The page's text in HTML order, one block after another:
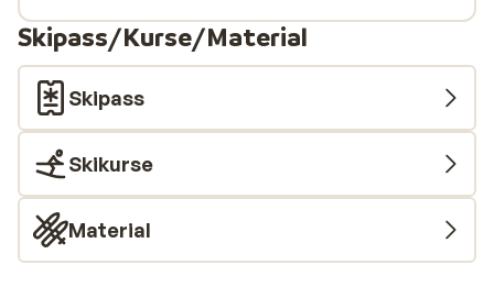
Skipass/Kurse/Material
Skipass
Skikurse
Material